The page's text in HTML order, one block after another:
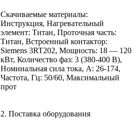
Скачиваемые материалы:
Инструкция, Нагревательный
элемент: Титан, Проточная часть:
Титан, Встроенный контактор:
Siemens 3RT202, Мощность: 18 — 120
кВт, Количество фаз: 3 (380-400 В),
Номинальная сила тока, А: 26-174,
Частота, Гц: 50/60, Максимальный
прот
2. Поставка оборудования